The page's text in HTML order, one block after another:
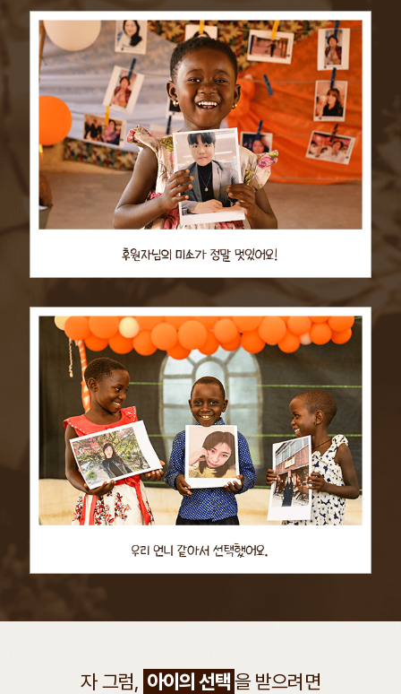
자 그럼, 아이의 선택을 받으려면